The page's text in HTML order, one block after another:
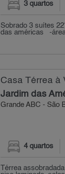
3 quartos
Sobrado 3 suítes
das américas -área
Casa Térrea à
Jardim das
Grande ABC - São
4 quartos
Térrea